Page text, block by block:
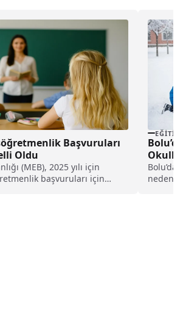
Başvuruları
Oldu
(MEB), 2025 yılı için
başvuruları için
EĞITIM
Bolu’da